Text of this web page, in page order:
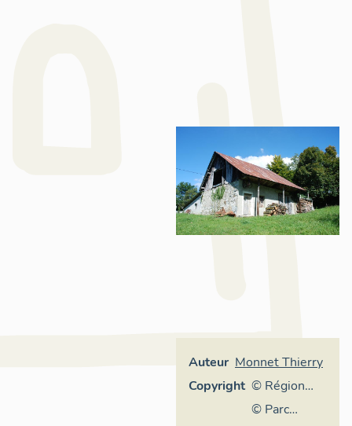
Auteur Monnet Thierry
Copyright © Région
Auvergne-
© Parc